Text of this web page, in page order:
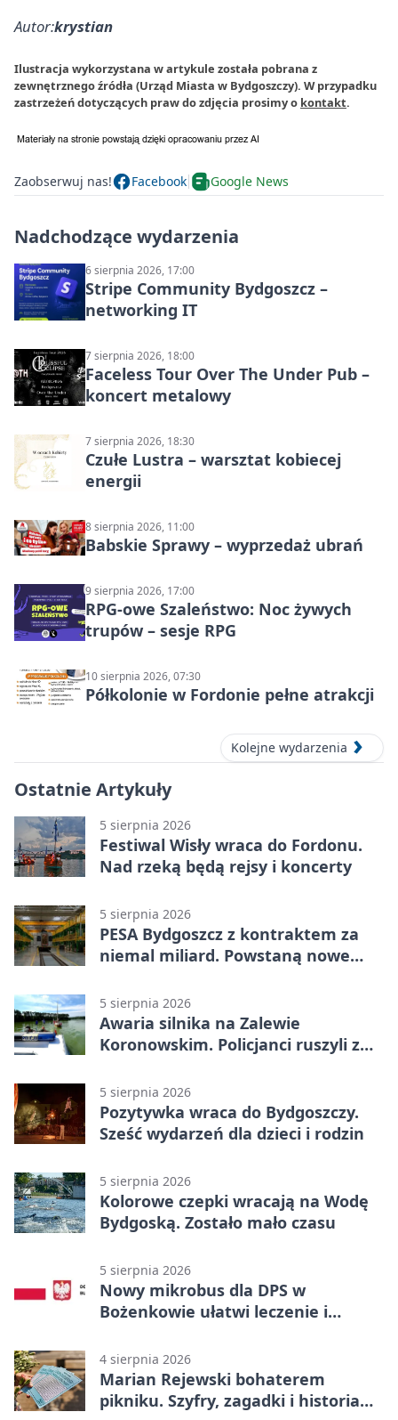
Autor:krystian
Ilustracja wykorzystana w artykule została pobrana z
zewnętrznego źródła (Urząd Miasta w Bydgoszczy). W przypadku
zastrzeżeń dotyczących praw do zdjęcia prosimy o kontakt.
Zaobserwuj nas! Facebook Google News
Nadchodzące wydarzenia
6 sierpnia 2026, 17:00
Stripe Community Bydgoszcz –
networking IT
7 sierpnia 2026, 18:00
Faceless Tour Over The Under Pub –
koncert metalowy
7 sierpnia 2026, 18:30
Czułe Lustra – warsztat kobiecej
energii
8 sierpnia 2026, 11:00
Babskie Sprawy – wyprzedaż ubrań
9 sierpnia 2026, 17:00
RPG-owe Szaleństwo: Noc żywych
trupów – sesje RPG
10 sierpnia 2026, 07:30
Półkolonie w Fordonie pełne atrakcji
Kolejne wydarzenia
Ostatnie Artykuły
5 sierpnia 2026
Festiwal Wisły wraca do Fordonu.
Nad rzeką będą rejsy i koncerty
5 sierpnia 2026
PESA Bydgoszcz z kontraktem za
niemal miliard. Powstaną nowe
5 sierpnia 2026
Awaria silnika na Zalewie
Koronowskim. Policjanci ruszyli z
5 sierpnia 2026
Pozytywka wraca do Bydgoszczy.
Sześć wydarzeń dla dzieci i rodzin
5 sierpnia 2026
Kolorowe czepki wracają na Wodę
Bydgoską. Zostało mało czasu
5 sierpnia 2026
Nowy mikrobus dla DPS w
Bożenkowie ułatwi leczenie i
4 sierpnia 2026
Marian Rejewski bohaterem
pikniku. Szyfry, zagadki i historia